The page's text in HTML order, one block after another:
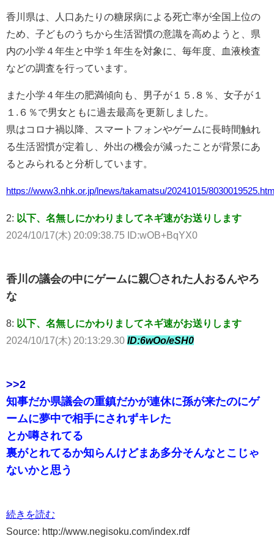
香川県は、人口あたりの糖尿病による死亡率が全国上位の
ため、子どものうちから生活習慣の意識を高めようと、県
内の小学４年生と中学１年生を対象に、毎年度、血液検査
などの調査を行っています。
また小学４年生の肥満傾向も、男子が１５.８％、女子が１
１.６％で男女ともに過去最高を更新しました。
県はコロナ禍以降、スマートフォンやゲームに長時間触れ
る生活習慣が定着し、外出の機会が減ったことが背景にあ
るとみられると分析しています。
https://www3.nhk.or.jp/lnews/takamatsu/20241015/
2: 以下、名無しにかわりましてネギ速がお送りします
2024/10/17(木) 20:09:38.75 ID:wOB+BqYX0
香川の議会の中にゲームに親◯された人おるんやろ
な
8: 以下、名無しにかわりましてネギ速がお送りします
2024/10/17(木) 20:13:29.30 ID:6wOo/eSH0
>>2
知事だか県議会の重鎮だかが連休に孫が来たのにゲ
ームに夢中で相手にされずキレた
とか噂されてる
裏がとれてるか知らんけどまあ多分そんなとこじゃ
ないかと思う
続きを読む
Source: http://www.negisoku.com/index.rdf